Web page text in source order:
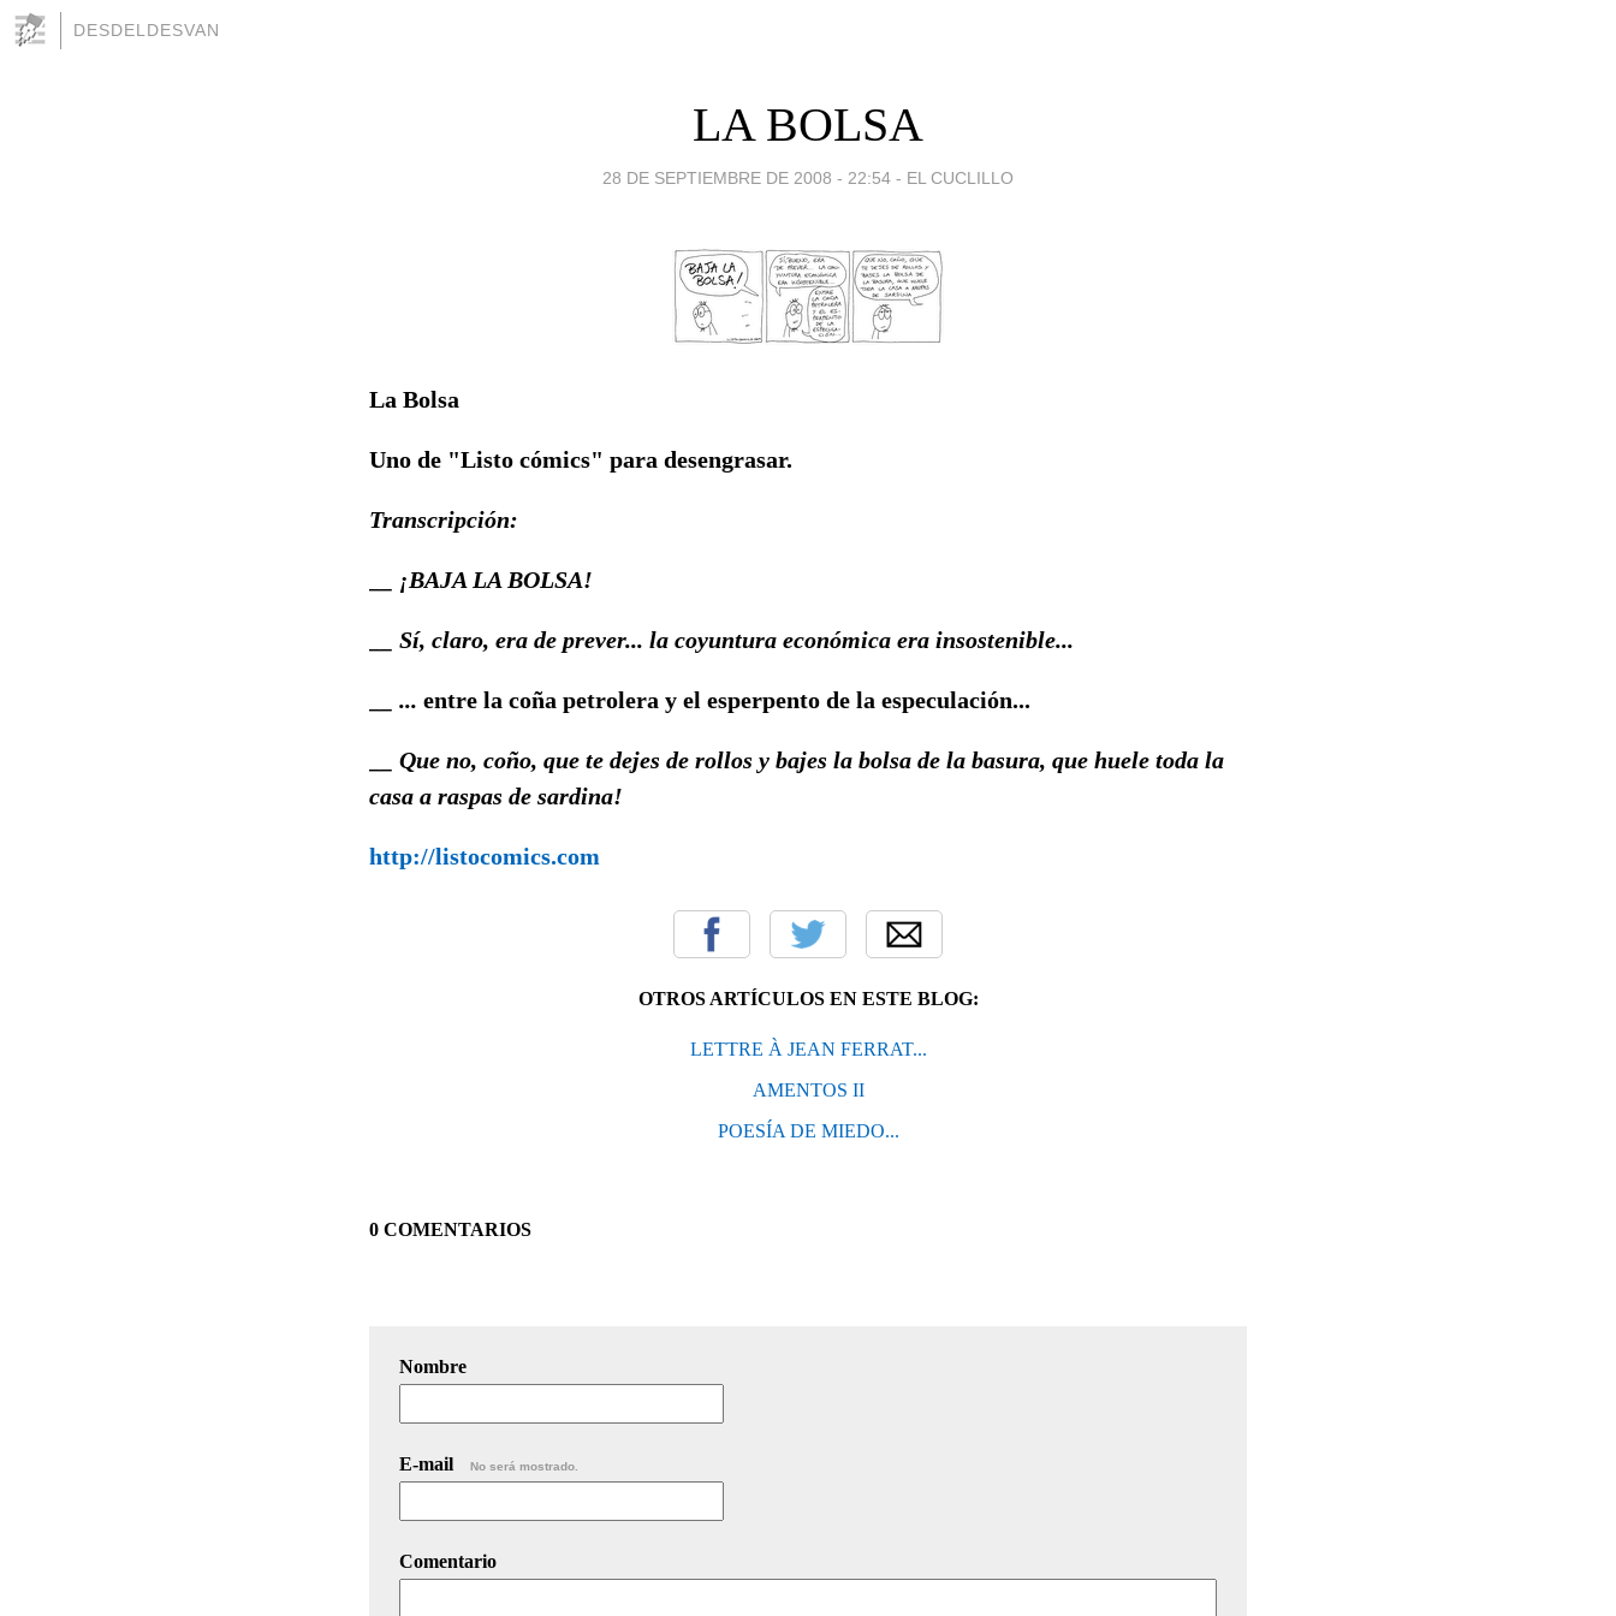
DESDELDESVAN
LA BOLSA
28 DE SEPTIEMBRE DE 2008 - 22:54 - EL CUCLILLO
La Bolsa
Uno de "Listo cómics" para desengrasar.
Transcripción:
__ ¡BAJA LA BOLSA!
__ Sí, claro, era de prever... la coyuntura económica era insostenible...
__ ... entre la coña petrolera y el esperpento de la especulación...
__ Que no, coño, que te dejes de rollos y bajes la bolsa de la basura, que huele toda la
casa a raspas de sardina!
http://listocomics.com
OTROS ARTÍCULOS EN ESTE BLOG:
LETTRE À JEAN FERRAT...
AMENTOS II
POESÍA DE MIEDO...
0 COMENTARIOS
Nombre
E-mail No será mostrado.
Comentario